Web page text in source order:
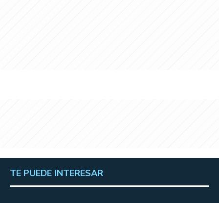
TE PUEDE INTERESAR